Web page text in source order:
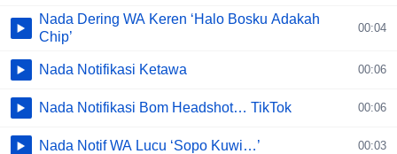
Nada Dering WA Keren ‘Halo Bosku Adakah
Chip’
00:04
Nada Notifikasi Ketawa 00:06
Nada Notifikasi Bom Headshot… TikTok 00:06
Nada Notif WA Lucu ‘Sopo Kuwi…’ 00:03